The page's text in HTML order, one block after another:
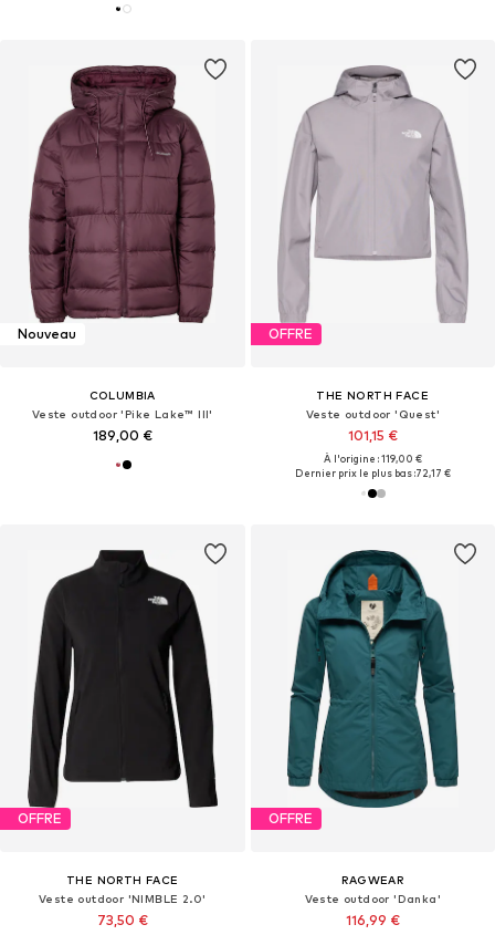
Nouveau
COLUMBIA
Veste outdoor 'Pike Lake™ III'
189,00 €
OFFRE
THE NORTH FACE
Veste outdoor 'Quest'
101,15 €
À l'origine : 119,00 €
Dernier prix le plus bas :72,17 €
OFFRE
THE NORTH FACE
Veste outdoor 'NIMBLE 2.0'
73,50 €
OFFRE
RAGWEAR
Veste outdoor 'Danka'
116,99 €